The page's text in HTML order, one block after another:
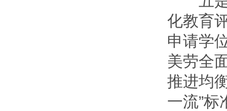
化教育
申请学
美劳全
推进均
一流”